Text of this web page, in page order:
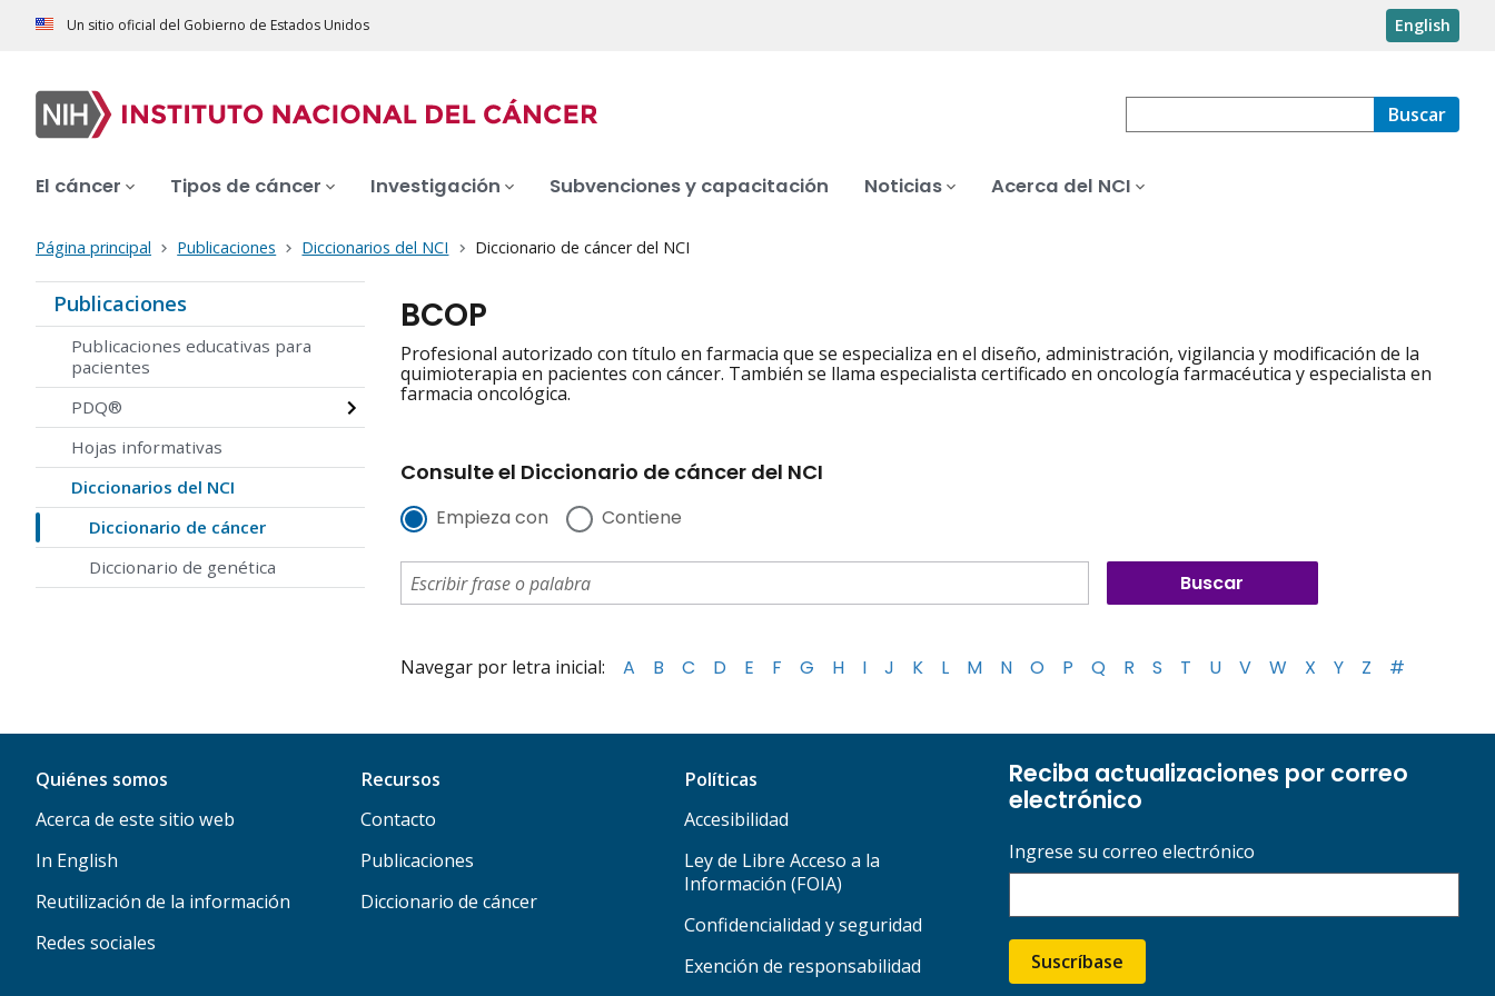
Un sitio oficial del Gobierno de Estados Unidos English
Buscar
El cáncer Tipos de cáncer Investigación Subvenciones y capacitación Noticias Acerca del NCI
Página principal Publicaciones Diccionarios del NCI Diccionario de cáncer del NCI
Publicaciones
Publicaciones educativas para
pacientes
PDQ®
Hojas informativas
Diccionarios del NCI
Diccionario de cáncer
Diccionario de genética
BCOP
Profesional autorizado con título en farmacia que se especializa en el diseño, administración, vigilancia y modificación de la
quimioterapia en pacientes con cáncer. También se llama especialista certificado en oncología farmacéutica y especialista en
farmacia oncológica.
Consulte el Diccionario de cáncer del NCI
Empieza con Contiene
Navegar por letra inicial: A B C D E F G H I J K L M N O P Q R S T U V W X Y Z #
Quiénes somos
Acerca de este sitio web
In English
Reutilización de la información
Redes sociales
Recursos
Contacto
Publicaciones
Diccionario de cáncer
Políticas
Accesibilidad
Ley de Libre Acceso a la
Información (FOIA)
Confidencialidad y seguridad
Exención de responsabilidad
Reciba actualizaciones por correo
electrónico
Ingrese su correo electrónico
Suscríbase